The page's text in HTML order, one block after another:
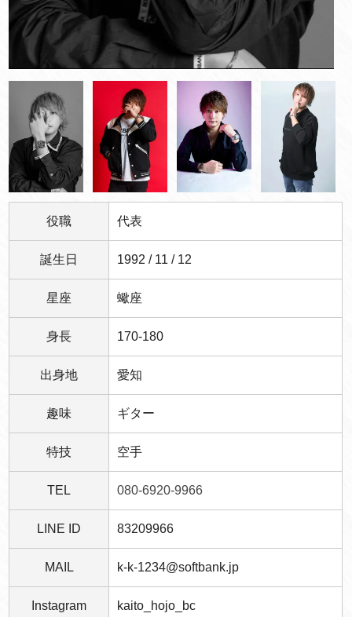
役職 代表
誕生日 1992 / 11 / 12
星座 蠍座
身長 170-180
出身地 愛知
趣味 ギター
特技 空手
TEL 080-6920-9966
LINE ID 83209966
MAIL k-k-1234@softbank.jp
Instagram kaito_hojo_bc